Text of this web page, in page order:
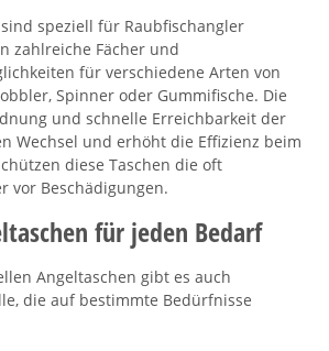
speziell für Raubfischangler
zahlreiche Fächer und
für verschiedene Arten von
Spinner oder Gummifische. Die
und schnelle Erreichbarkeit der
Wechsel und erhöht die Effizienz beim
diese Taschen die oft
vor Beschädigungen.
für jeden Bedarf
Angeltaschen gibt es auch
die auf bestimmte Bedürfnisse